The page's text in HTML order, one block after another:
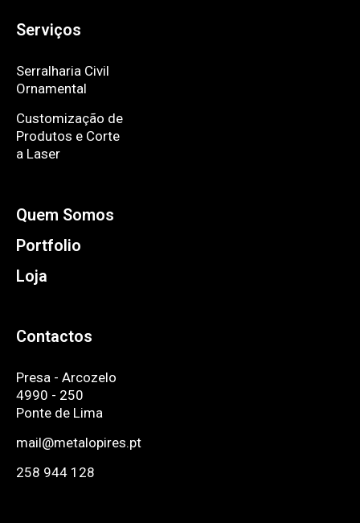
Serviços
Serralharia Civil
Ornamental
Customização de
Produtos e Corte
a Laser
Quem Somos
Portfolio
Loja
Contactos
Presa - Arcozelo
4990 - 250
Ponte de Lima
mail@metalopires.pt
258 944 128